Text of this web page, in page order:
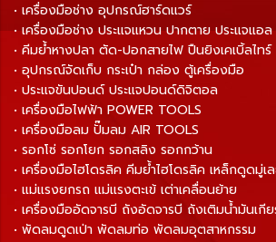
• เครื่องมือช่าง อุปกรณ์ฮาร์ดแวร์
• เครื่องมือช่าง ประแจแหวน ปากตาย ประแจแอล
• คีมย้ำหางปลา ตัด-ปอกสายไฟ ปืนยิงเคเบิ้ลไทร์
• อุปกรณ์จัดเก็บ กระเป๋า กล่อง ตู้เครื่องมือ
• ประแจขันปอนด์ ประแจปอนด์ดิจิตอล
• เครื่องมือไฟฟ้า POWER TOOLS
• เครื่องมือลม ปั๊มลม AIR TOOLS
• รอกโซ่ รอกโยก รอกสลิง รอกกว้าน
• เครื่องมือไฮโดรลิค คีมย้ำไฮโดรลิค เหล็กดูดมู่เ
• แม่แรงยกรถ แม่แรงตะเข้ เต่าเคลื่อนย้าย
• เครื่องมืออัดจารบี ถังอัดจารบี ถังเติมน้ำมันเกี
• พัดลมดูดเป่า พัดลมท่อ พัดลมอุตสาหกรรม